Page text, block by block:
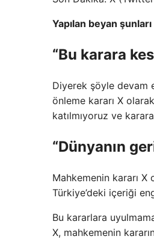
Yapılan beyan
“Bu karara
Diyerek şöyle devam
önleme kararı X
katılmıyoruz ve
“Dünyanın
Mahkemenin kararı
Türkiye’deki içeriği
Bu kararlara
X, mahkemenin